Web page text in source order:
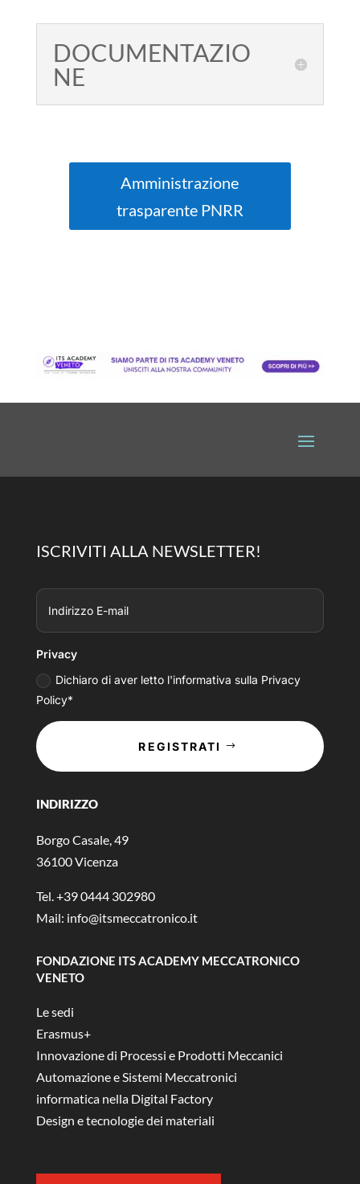
DOCUMENTAZIO
NE
Amministrazione
trasparente PNRR
ISCRIVITI ALLA NEWSLETTER!
Privacy
Dichiaro di aver letto l'informativa sulla Privacy
Policy*
REGISTRATI
INDIRIZZO
Borgo Casale, 49
36100 Vicenza
Tel. +39 0444 302980
Mail: info@itsmeccatronico.it
FONDAZIONE ITS ACADEMY MECCATRONICO
VENETO
Le sedi
Erasmus+
Innovazione di Processi e Prodotti Meccanici
Automazione e Sistemi Meccatronici
informatica nella Digital Factory
Design e tecnologie dei materiali